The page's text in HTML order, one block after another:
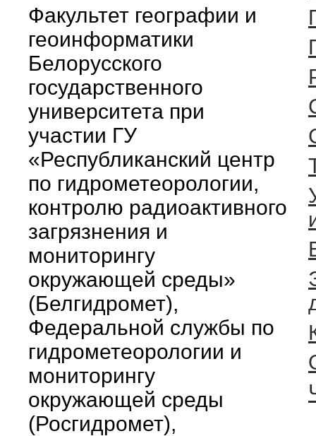
Факультет географии и
геоинформатики
Белорусского
государственного
университета при
участии ГУ
«Республиканский центр
по гидрометеорологии,
контролю радиоактивного
загрязнения и
мониторингу
окружающей среды»
(Белгидромет),
Федеральной службы по
гидрометеорологии и
мониторингу
окружающей среды
(Росгидромет),